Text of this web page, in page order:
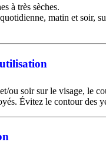
à très sèches.
matin et soir,
ou soir sur le visage, le
Évitez le contour des